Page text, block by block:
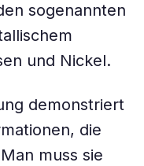
sogenannten
und Nickel.
demonstriert
die
muss sie